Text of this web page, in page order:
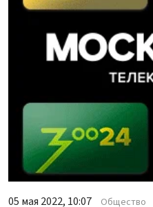
05 мая 2022, 10:07 Общество